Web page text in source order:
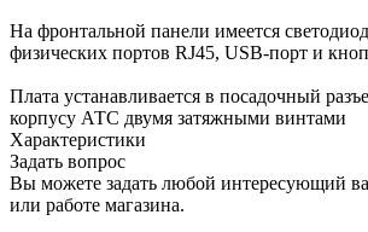
На фронтальной панели имеется
физических портов RJ45, USB-порт и
Плата устанавливается в посадочный
корпусу АТС двумя затяжными винтами
Характеристики
Задать вопрос
Вы можете задать любой интересующий
или работе магазина.